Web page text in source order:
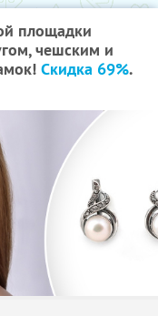
площадки
чешским и
Скидка 69%.